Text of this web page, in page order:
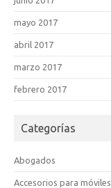
mayo 2017
abril 2017
marzo 2017
febrero 2017
Categorías
Abogados
Accesorios para móviles